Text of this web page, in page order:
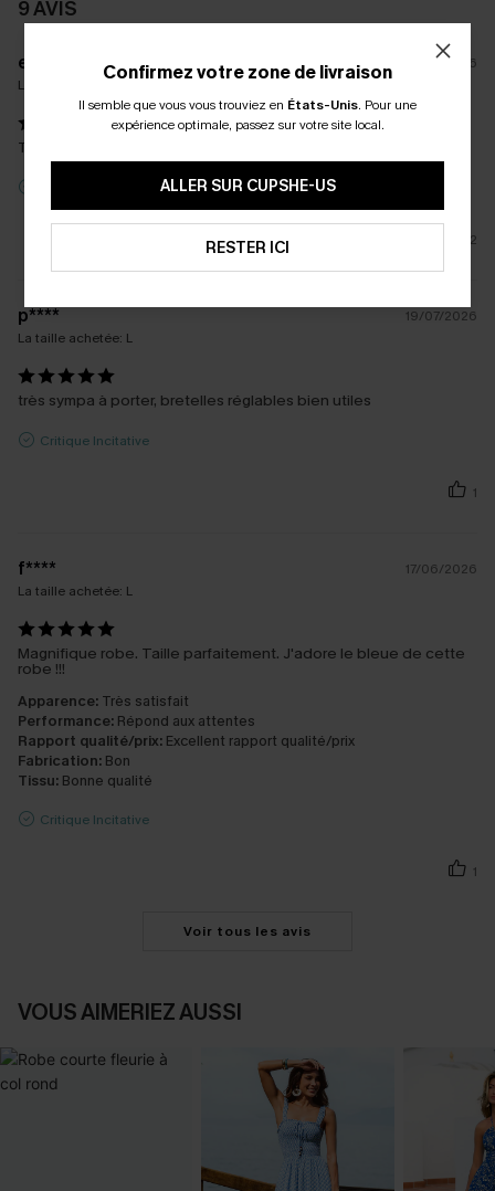
9 AVIS
e****
23/06/2026
La taille achetée:
Très bien taillée et belle qualité 🥰
2
p****
19/07/2026
La taille achetée: L
très sympa à porter, bretelles réglables bien utiles
Critique Incitative
1
f****
17/06/2026
La taille achetée: L
Magnifique robe. Taille parfaitement. J'adore le bleue de cette
robe !!!
Apparence: Très satisfait
Performance: Répond aux attentes
Rapport qualité/prix: Excellent rapport qualité/prix
Fabrication: Bon
Tissu: Bonne qualité
Critique Incitative
1
Voir tous les avis
VOUS AIMERIEZ AUSSI
Confirmez votre zone de livraison
Il semble que vous vous trouviez en États-Unis. Pour une
expérience optimale, passez sur votre site local.
ALLER SUR CUPSHE-US
RESTER ICI